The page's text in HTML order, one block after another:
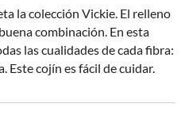
la colección Vickie. El relleno
combinación. En esta
las cualidades de cada fibra:
Este cojín es fácil de cuidar.